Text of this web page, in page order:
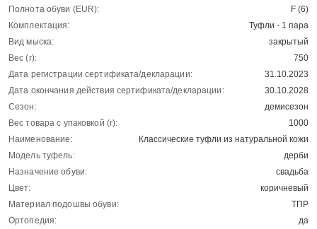
Полнота обуви (EUR):
F (6)
Комплектация:
Туфли - 1 пара
Вид мыска:
закрытый
Вес (г):
750
Дата регистрации сертификата/декларации:
31.10.2023
Дата окончания действия сертификата/декларации:
30.10.2028
Сезон:
демисезон
Вес товара с упаковкой (г):
1000
Наименование:
Классические туфли из натуральной кожи
Модель туфель:
дерби
Назначение обуви:
свадьба
Цвет:
коричневый
Материал подошвы обуви:
ТПР
Ортопедия:
да